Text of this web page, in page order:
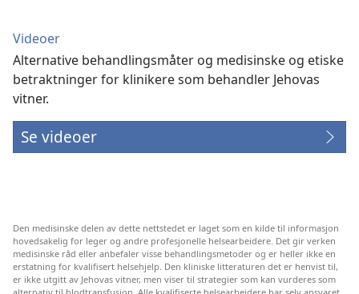
Videoer
Alternative behandlingsmåter og medisinske og etiske
betraktninger for klinikere som behandler Jehovas
vitner.
Se videoer
Den medisinske delen av dette nettstedet er laget som en kilde til informasjon
hovedsakelig for leger og andre profesjonelle helsearbeidere. Det gir verken
medisinske råd eller anbefaler visse behandlingsmetoder og er heller ikke en
erstatning for kvalifisert helsehjelp. Den kliniske litteraturen det er henvist til,
er ikke utgitt av Jehovas vitner, men viser til strategier som kan vurderes som